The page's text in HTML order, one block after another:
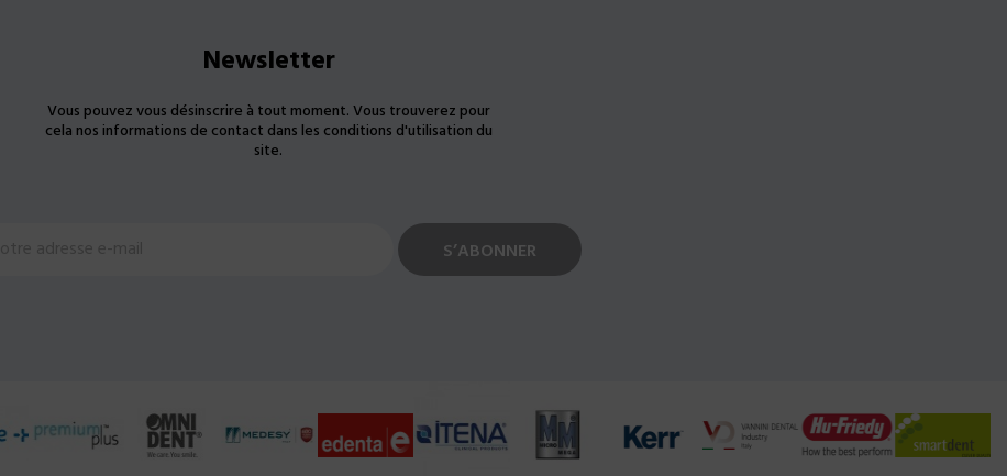
Newsletter
Vous pouvez vous désinscrire à tout moment. Vous trouverez pour
cela nos informations de contact dans les conditions d'utilisation du
site.